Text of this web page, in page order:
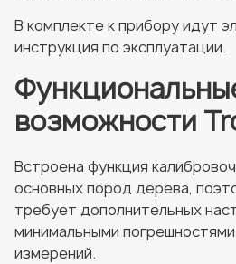
В комплекте к прибору идут
инструкция по эксплуатации.
возможности
Встроена функция
основных пород дерева,
требует дополнительных
минимальными
измерений.